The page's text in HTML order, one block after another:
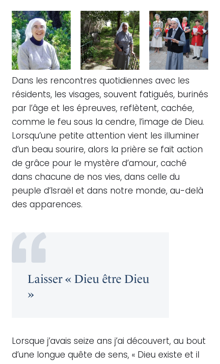
Dans les rencontres quotidiennes avec les
résidents, les visages, souvent fatigués, burinés
par l’âge et les épreuves, reflètent, cachée,
comme le feu sous la cendre, l’image de Dieu.
Lorsqu’une petite attention vient les illuminer
d’un beau sourire, alors la prière se fait action
de grâce pour le mystère d’amour, caché
dans chacune de nos vies, dans celle du
peuple d’Israël et dans notre monde, au-delà
des apparences.
Laisser « Dieu être Dieu
»
Lorsque j’avais seize ans j’ai découvert, au bout
d’une longue quête de sens, « Dieu existe et il